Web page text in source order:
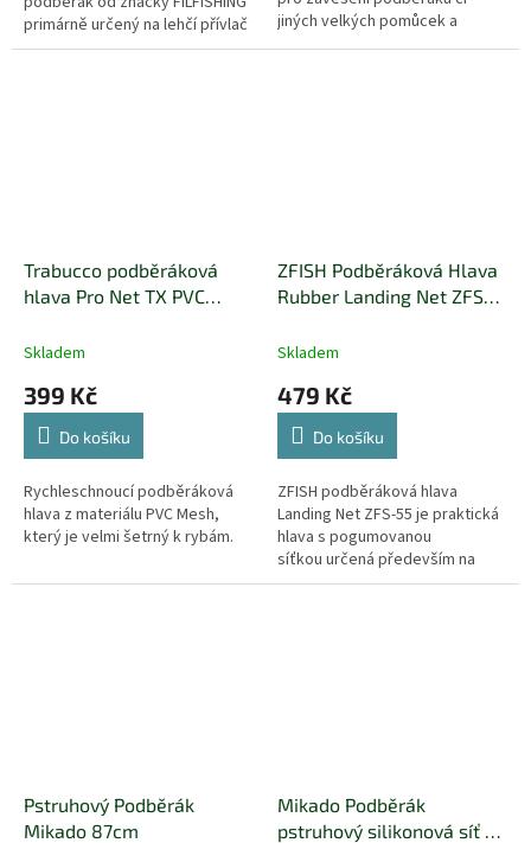
primárně určený na lehčí přívlač
a muškaření.
jiných velkých pomůcek a
nástrojů na rybářskou vestu
Trabucco podběráková
hlava Pro Net TX PVC
Skladem
399 Kč
Do košíku
Rychleschnoucí podběráková
hlava z materiálu PVC Mesh,
který je velmi šetrný k rybám.
ZFISH Podběráková Hlava
Rubber Landing Net ZFS-
Skladem
479 Kč
Do košíku
ZFISH podběráková hlava
Landing Net ZFS-55 je praktická
hlava s pogumovanou
síťkou určená především na
feeder a plavanou, ale při
Pstruhový Podběrák
Mikado 87cm
Mikado Podběrák
pstruhový silikonová síť -